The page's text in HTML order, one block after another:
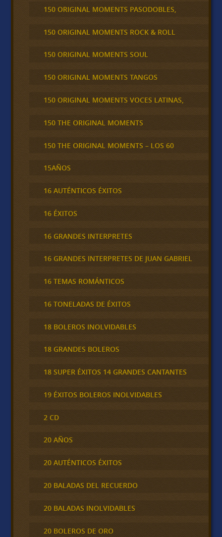
150 ORIGINAL MOMENTS PASODOBLES,
150 ORIGINAL MOMENTS ROCK & ROLL
150 ORIGINAL MOMENTS SOUL
150 ORIGINAL MOMENTS TANGOS
150 ORIGINAL MOMENTS VOCES LATINAS,
150 THE ORIGINAL MOMENTS
150 THE ORIGINAL MOMENTS – LOS 60
15AÑOS
16 AUTÉNTICOS ÉXITOS
16 ÉXITOS
16 GRANDES INTERPRETES
16 GRANDES INTERPRETES DE JUAN GABRIEL
16 TEMAS ROMÁNTICOS
16 TONELADAS DE ÉXITOS
18 BOLEROS INOLVIDABLES
18 GRANDES BOLEROS
18 SUPER ÉXITOS 14 GRANDES CANTANTES
19 ÉXITOS BOLEROS INOLVIDABLES
2 CD
20 AÑOS
20 AUTÉNTICOS ÉXITOS
20 BALADAS DEL RECUERDO
20 BALADAS INOLVIDABLES
20 BOLEROS DE ORO